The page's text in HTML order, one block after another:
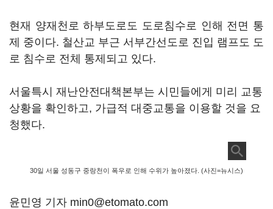
현재 양재천로 하부도로도 도로침수로 인해 전면 통
제 중이다. 철산교 부근 서부간선도로 진입 램프도 도
로 침수로 전체 통제되고 있다.
서울특시 재난안전대책본부는 시민들에게 미리 교통
상황을 확인하고, 가급적 대중교통을 이용할 것을 요
청했다.
30일 서울 성동구 중랑천이 폭우로 인해 수위가 높아졌다. (사진=뉴시스)
윤민영 기자 min0@etomato.com